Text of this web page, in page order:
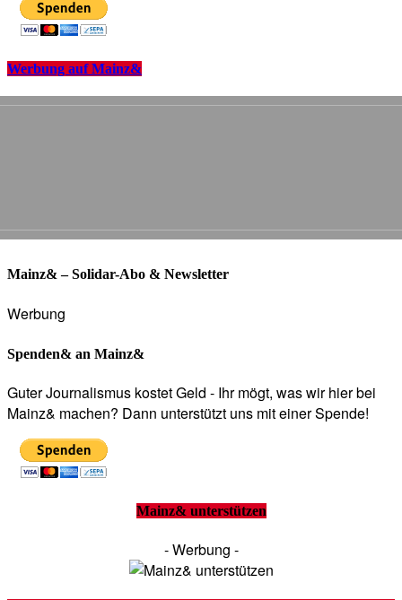
Werbung auf Mainz&
Mainz& – Solidar-Abo & Newsletter
Werbung
Spenden& an Mainz&
Guter Journalismus kostet Geld - Ihr mögt, was wir hier bei
Mainz& machen? Dann unterstützt uns mit einer Spende!
Mainz& unterstützen
- Werbung -